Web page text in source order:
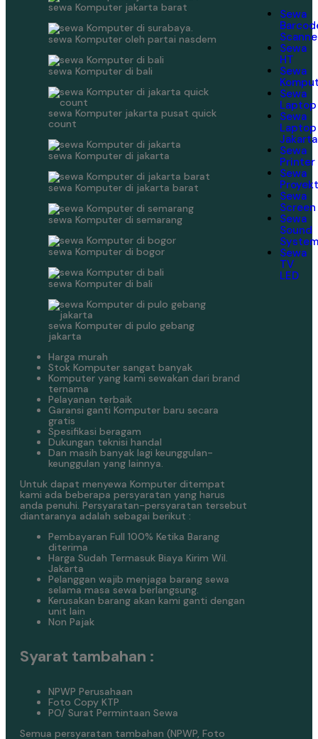
sewa Komputer jakarta barat
sewa Komputer oleh partai nasdem
sewa Komputer di bali
sewa Komputer jakarta pusat quick
count
sewa Komputer di jakarta
sewa Komputer di jakarta barat
sewa Komputer di semarang
sewa Komputer di bogor
sewa Komputer di bali
sewa Komputer di pulo gebang
jakarta
Harga murah
Stok Komputer sangat banyak
Komputer yang kami sewakan dari brand
ternama
Pelayanan terbaik
Garansi ganti Komputer baru secara
gratis
Spesifikasi beragam
Dukungan teknisi handal
Dan masih banyak lagi keunggulan-
keunggulan yang lainnya.
Untuk dapat menyewa Komputer ditempat
kami ada beberapa persyaratan yang harus
anda penuhi. Persyaratan-persyaratan tersebut
diantaranya adalah sebagai berikut :
Pembayaran Full 100% Ketika Barang
diterima
Harga Sudah Termasuk Biaya Kirim Wil.
Jakarta
Pelanggan wajib menjaga barang sewa
selama masa sewa berlangsung.
Kerusakan barang akan kami ganti dengan
unit lain
Non Pajak
Syarat tambahan :
NPWP Perusahaan
Foto Copy KTP
PO/ Surat Permintaan Sewa
Semua persyaratan tambahan (NPWP, Foto
Sewa
Sewa
HT
Sewa
Sewa
Laptop
Sewa
Laptop
Jakarta
Sewa
Printer
Sewa
Sewa
Screen
Sewa
Sound
System
Sewa
TV
LED